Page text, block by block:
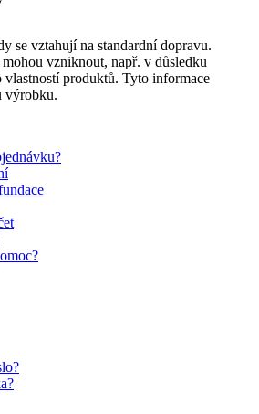
se vztahují na standardní dopravu.
vzniknout, např. v důsledku
produktů. Tyto informace
výrobku.